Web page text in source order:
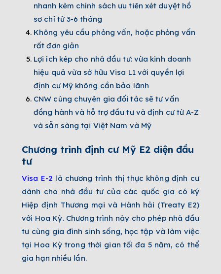
nhanh kèm chính sách ưu tiên xét duyệt hồ
sơ chỉ từ 3-6 tháng
Không yêu cầu phỏng vấn, hoặc phỏng vấn
rất đơn giản
Lợi ích kép cho nhà đầu tư: vừa kinh doanh
hiệu quả vừa sở hữu Visa L1 với quyền lợi
định cư Mỹ không cần bảo lãnh
CNW cùng chuyên gia đối tác sẽ tư vấn
đồng hành và hỗ trợ đầu tư và định cư từ A-Z
và sẵn sàng tại Việt Nam và Mỹ
Chương trình định cư Mỹ E2 diện đầu
tư
Visa E-2 là chương trình thị thực không định cư
dành cho nhà đầu tư của các quốc gia có ký
Hiệp định Thương mại và Hành hải (Treaty E2)
với Hoa Kỳ. Chương trình này cho phép nhà đầu
tư cùng gia đình sinh sống, học tập và làm việc
tại Hoa Kỳ trong thời gian tối đa 5 năm, có thể
gia hạn nhiều lần.